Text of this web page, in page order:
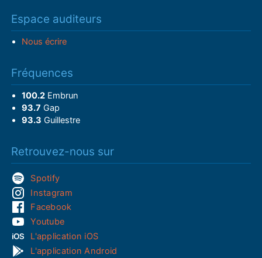
Espace auditeurs
Nous écrire
Fréquences
100.2Embrun
93.7 Gap
93.3 Guillestre
Retrouvez-nous sur
Spotify
Instagram
Facebook
Youtube
L'application iOS
L'application Android